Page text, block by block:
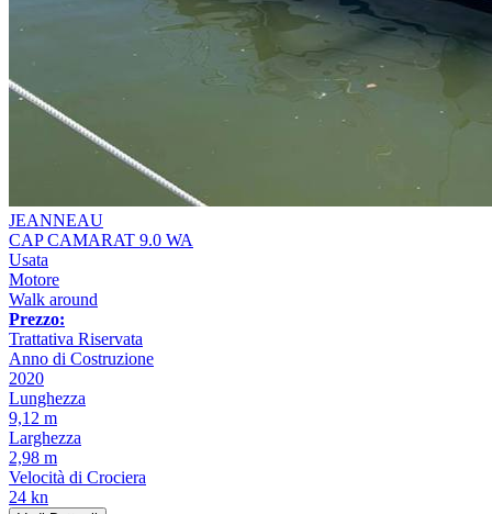
JEANNEAU
CAP CAMARAT 9.0 WA
Usata
Motore
Walk around
Prezzo:
Trattativa Riservata
Anno di Costruzione
2020
Lunghezza
9,12 m
Larghezza
2,98 m
Velocità di Crociera
24 kn